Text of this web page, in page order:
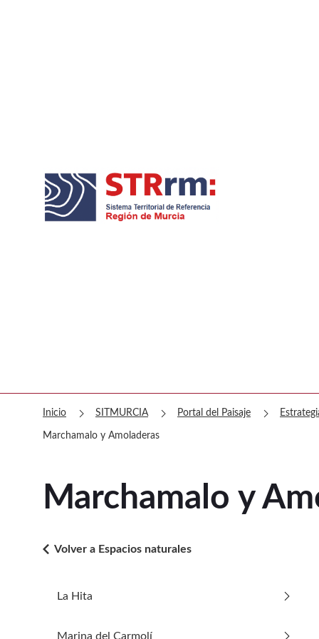
sitmurcia Marchamalo y
Inicio chevron_right SITMURCIA chevron_right Portal del Paisaje chevron_right
Marchamalo y Amoladeras
Marchamalo y
arrow_back_ios Volver a Espacios naturales
La Hita
Ir a La Hita
arrow_forward_ios
Marina del Carmolí arrow_forward_ios